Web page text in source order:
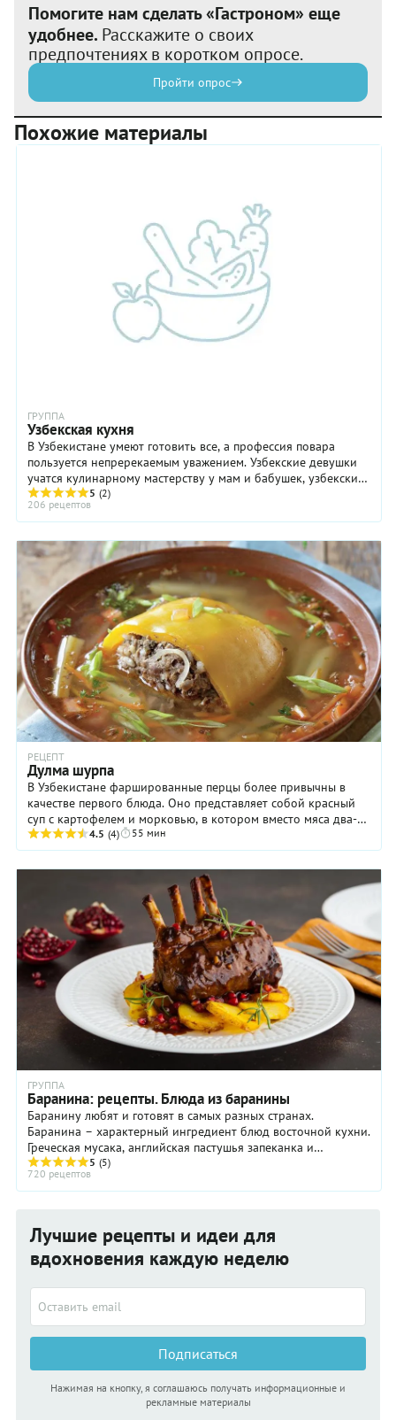
Помогите нам сделать «Гастроном» еще
удобнее. Расскажите о своих
предпочтениях в коротком опросе.
Пройти опрос
Похожие материалы
ГРУППА
Узбекская кухня
В Узбекистане умеют готовить все, а профессия повара
пользуется непререкаемым уважением. Узбекские девушки
учатся кулинарному мастерству у мам и бабушек, узбекские
юноши — у отцов и дедов, и эта ...
5 (2)
206 рецептов
РЕЦЕПТ
Дулма шурпа
В Узбекистане фаршированные перцы более привычны в
качестве первого блюда. Оно представляет собой красный
суп с картофелем и морковью, в котором вместо мяса два-
три фаршированных перчика. Но это ...
4.5 (4) 55 мин
ГРУППА
Баранина: рецепты. Блюда из баранины
Баранину любят и готовят в самых разных странах.
Баранина – характерный ингредиент блюд восточной кухни.
Греческая мусака, английская пастушья запеканка и
французское жиго – признанная классика блюд ...
5 (5)
720 рецептов
Лучшие рецепты и идеи для
вдохновения каждую неделю
Подписаться
Нажимая на кнопку, я соглашаюсь получать информационные и
рекламные материалы